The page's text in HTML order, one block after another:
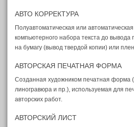
АВТО КОРРЕКТУРА
Полуавтоматическая или
компьютерного набора текста до вывода
на бумагу (вывод твердой копии) или
АВТОРСКАЯ ПЕЧАТНАЯ ФОРМА
Созданная художником печатная форма
линогравюра и пр.), используемая для
авторских работ.
АВТОРСКИЙ ЛИСТ